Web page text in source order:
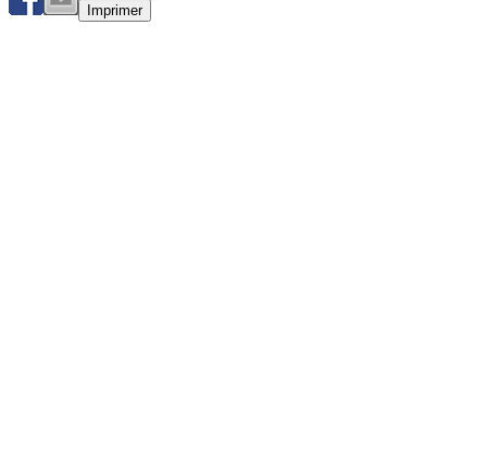
Imprimer